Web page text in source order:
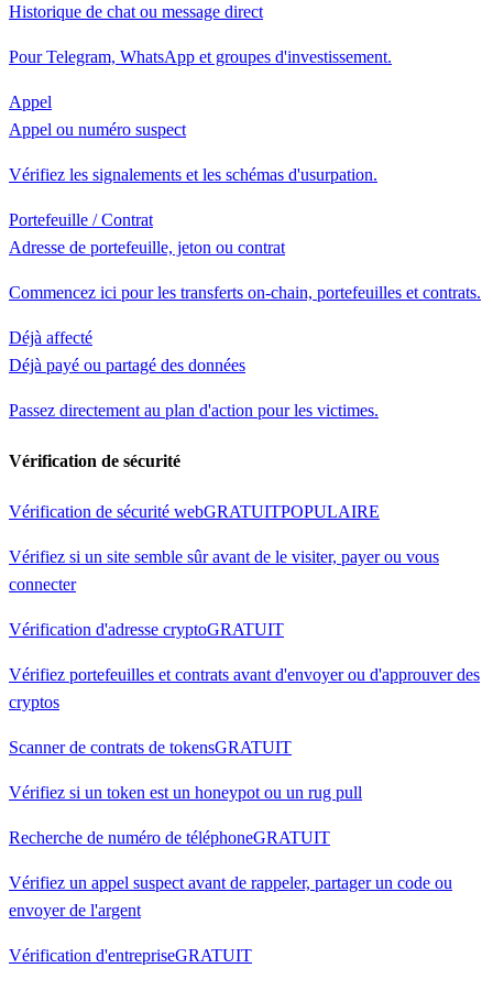
Historique de chat ou message direct
Pour Telegram, WhatsApp et groupes d'investissement.
Appel
Appel ou numéro suspect
Vérifiez les signalements et les schémas d'usurpation.
Portefeuille / Contrat
Adresse de portefeuille, jeton ou contrat
Commencez ici pour les transferts on-chain, portefeuilles et contrats.
Déjà affecté
Déjà payé ou partagé des données
Passez directement au plan d'action pour les victimes.
Vérification de sécurité
Vérification de sécurité webGRATUITPOPULAIRE
Vérifiez si un site semble sûr avant de le visiter, payer ou vous
connecter
Vérification d'adresse cryptoGRATUIT
Vérifiez portefeuilles et contrats avant d'envoyer ou d'approuver des
cryptos
Scanner de contrats de tokensGRATUIT
Vérifiez si un token est un honeypot ou un rug pull
Recherche de numéro de téléphoneGRATUIT
Vérifiez un appel suspect avant de rappeler, partager un code ou
envoyer de l'argent
Vérification d'entrepriseGRATUIT